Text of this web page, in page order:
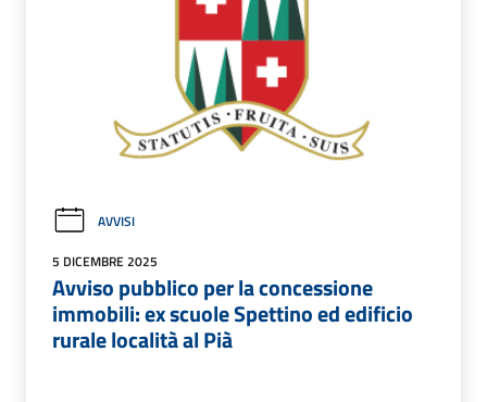
AVVISI
5 DICEMBRE 2025
Avviso pubblico per la concessione
immobili: ex scuole Spettino ed edificio
rurale località al Pià